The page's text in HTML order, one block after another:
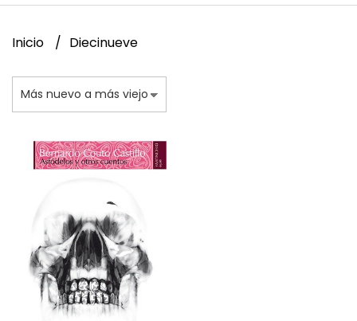
Inicio Diecinueve